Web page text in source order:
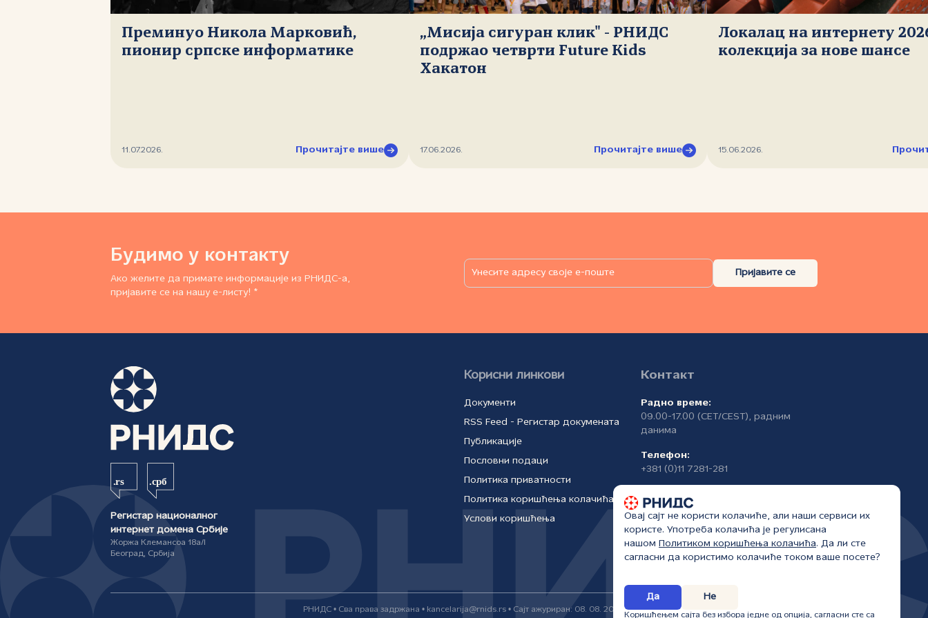
Преминуо Никола Марковић,
пионир српске информатике
11.07.2026. Прочитајте више
„Мисија сигуран клик" - РНИДС
подржао четврти Future Kids
Хакатон
17.06.2026. Прочитајте више
Локалац на интернету
колекција за нове шансе
15.06.2026.
Будимо у контакту
Ако желите да примате информације из РНИДС-а,
пријавите се на нашу е-листу! *
Пријавите се
Регистар националног
интернет домена Србије
Жоржа Клемансоа 18а/I
Београд, Србија
Корисни линкови
Документи
RSS Feed - Регистар докумената
Публикације
Пословни подаци
Политика приватности
Политика коришћења колачића
Услови коришћења
Контакт
Радно време:
09.00-17.00 (CET/CEST), радним
данима
Телефон:
+381 (0)11 7281-281
РНИДС • Сва права задржана • kancelarija@rnids.rs • Сајт ажуриран: 08. 08. 2026.
Овај сајт не користи колачиће, али наши сервиси их
користе. Употреба колачића је регулисана
нашом Политиком коришћења колачића. Да ли сте
сагласни да користимо колачиће током ваше посете?
Да Не
Коришћењем сајта без избора једне од опција, сагласни сте са